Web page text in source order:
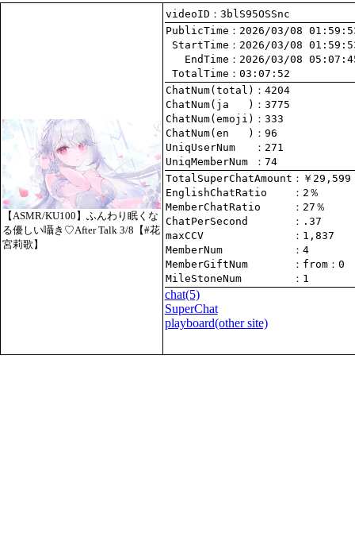
【ASMR/KU100】ふんわり眠くな
る優しい囁き♡After Talk 3/8【#花
宮莉歌】
videoID：3blS95OSSnc
PublicTime
StartTime
   EndTime
TotalTime ：03:07:52
ChatNum(total)
ChatNum(ja   )
ChatNum(emoji)
ChatNum(en   )
UniqUserNum
：271
UniqMemberNum
：74
TotalSuperChatAmount
EnglishChatRatio
MemberChatRatio
ChatPerSecond
maxCCV
：1,837
MemberNum
：4
MemberGiftNum
： from ：0
MileStoneNum
：1
chat(5)
SuperChat
playboard(other site)